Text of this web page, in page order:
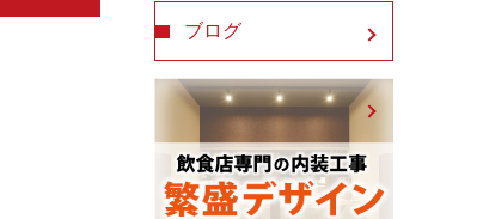
ブログ